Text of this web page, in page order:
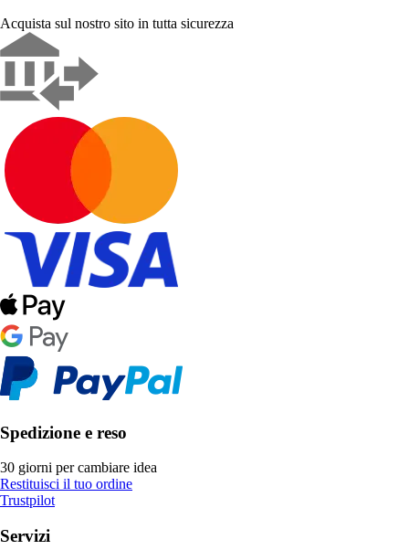
Acquista sul nostro sito in tutta sicurezza
Spedizione e reso
30 giorni per cambiare idea
Restituisci il tuo ordine
Trustpilot
Servizi